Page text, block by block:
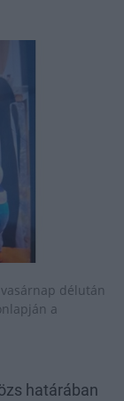
délután
a
határában